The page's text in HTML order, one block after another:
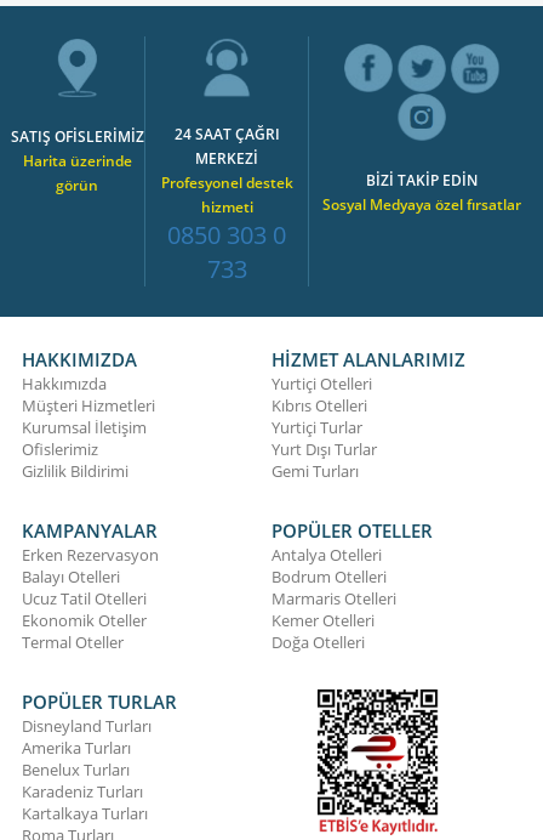
SATIŞ OFİSLERİMİZ
Harita üzerinde
görün
24 SAAT ÇAĞRI
MERKEZİ
Profesyonel destek
hizmeti
0850 303 0
733
BİZİ TAKİP EDİN
Sosyal Medyaya özel fırsatlar
HAKKIMIZDA
Hakkımızda
Müşteri Hizmetleri
Kurumsal İletişim
Ofislerimiz
Gizlilik Bildirimi
HİZMET ALANLARIMIZ
Yurtiçi Otelleri
Kıbrıs Otelleri
Yurtiçi Turlar
Yurt Dışı Turlar
Gemi Turları
KAMPANYALAR
Erken Rezervasyon
Balayı Otelleri
Ucuz Tatil Otelleri
Ekonomik Oteller
Termal Oteller
POPÜLER OTELLER
Antalya Otelleri
Bodrum Otelleri
Marmaris Otelleri
Kemer Otelleri
Doğa Otelleri
POPÜLER TURLAR
Disneyland Turları
Amerika Turları
Benelux Turları
Karadeniz Turları
Kartalkaya Turları
Roma Turları